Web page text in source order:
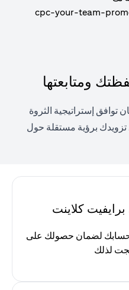
ومتابعتها
إستراتيجية الثروة
برؤية مستقلة حول
كلاينت
لضمان حصولك على
لذلك